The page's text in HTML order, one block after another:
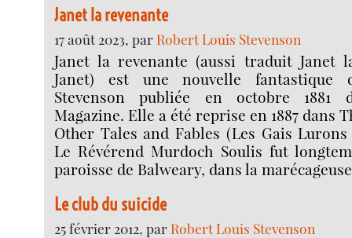
Janet la revenante
17 août 2023, par Robert Louis Stevenson
Janet la revenante (aussi traduit Janet
Janet) est une nouvelle fantastique
Stevenson publiée en octobre 1881
Magazine. Elle a été reprise en 1887 dans
Other Tales and Fables (Les Gais
Le Révérend Murdoch Soulis fut
paroisse de Balweary, dans la
Le club du suicide
25 février 2012, par Robert Louis Stevenson